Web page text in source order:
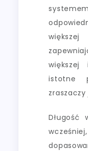
istotne
Długość